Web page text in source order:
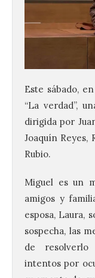
Este sábado,
“La verdad”,
dirigida por
Joaquín Reyes,
Rubio.
Miguel es un
amigos y
esposa, Laura,
sospecha, las
de resolverlo
intentos por